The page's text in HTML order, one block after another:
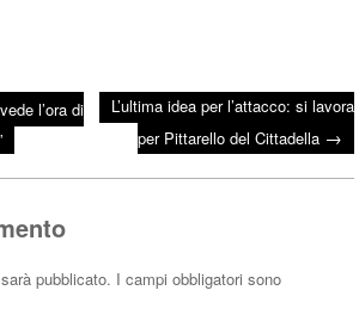
l’ora di
L’ultima idea per l’attacco: si lavora
per Pittarello del Cittadella →
pubblicato. I campi obbligatori sono